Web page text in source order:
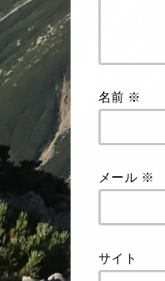
名前 ※
メール ※
サイト